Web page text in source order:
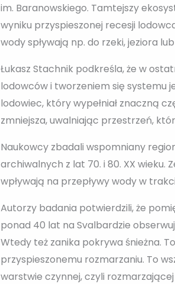
im. Baranowskiego. Tamtejszy
wyniku przyspieszonej recesji
wody spływają np. do rzeki, jeziora
Łukasz Stachnik podkreśla, że w
lodowców i tworzeniem się systemu
lodowiec, który wypełniał znaczną
zmniejsza, uwalniając przestrzeń,
Naukowcy zbadali wspomniany
archiwalnych z lat 70. i 80. XX wieku.
wpływają na przepływy wody w
Autorzy badania potwierdzili, że
ponad 40 lat na Svalbardzie
Wtedy też zanika pokrywa śnieżna.
przyspieszonemu rozmarzaniu. To
warstwie czynnej, czyli